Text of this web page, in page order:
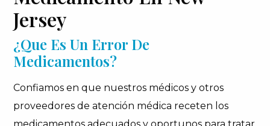
Jersey
¿Que Es Un Error De
Medicamentos?
Confiamos en que nuestros médicos y otros
proveedores de atención médica receten los